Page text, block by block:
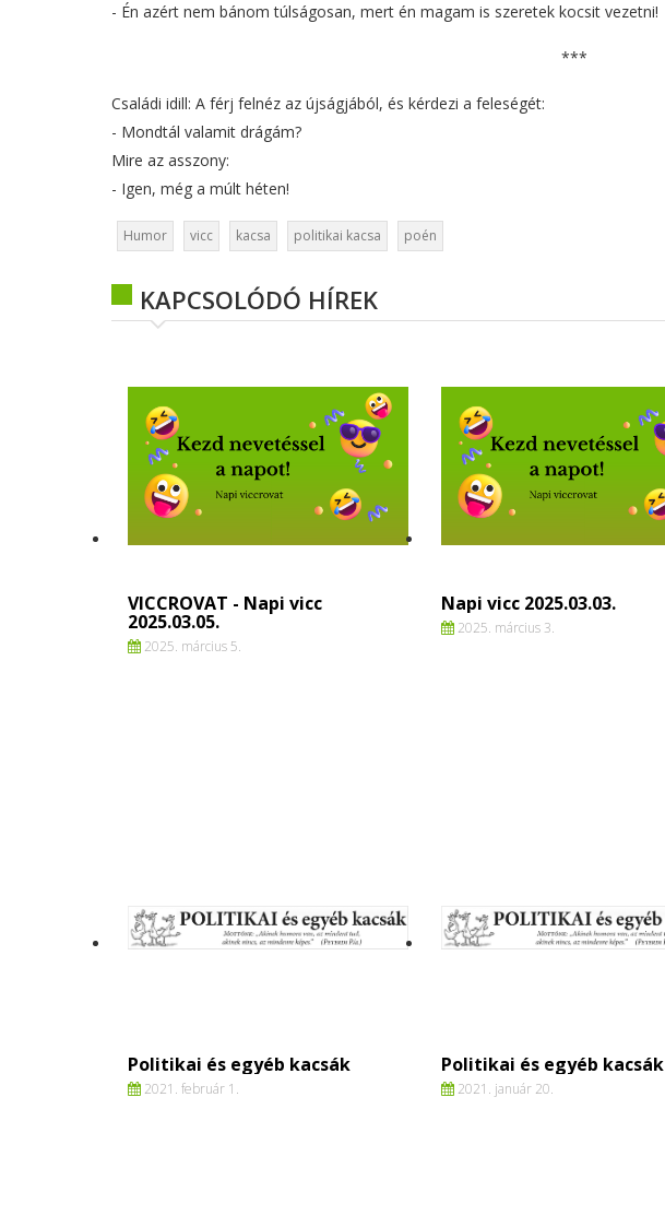
- Én azért nem bánom túlságosan, mert én magam is szeretek kocsit vezetni!
***
Családi idill: A férj felnéz az újságjából, és kérdezi a feleségét:
- Mondtál valamit drágám?
Mire az asszony:
- Igen, még a múlt héten!
Humor vicc kacsa politikai kacsa poén
KAPCSOLÓDÓ HÍREK
VICCROVAT - Napi vicc
2025.03.05.
2025. március 5.
Napi vicc 2025.03.03.
2025. március 3.
Politikai és egyéb kacsák
2021. február 1.
Politikai és egyéb kacsák
2021. január 20.